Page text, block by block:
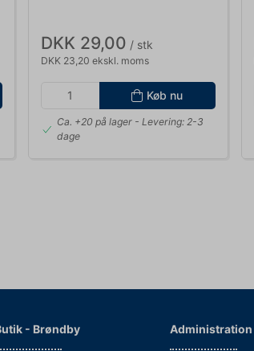
DKK 29,00 / stk
DKK 23,20 ekskl. moms
Køb nu
Ca. +20 på lager- Levering: 2-3
dage
- Brøndby Administration